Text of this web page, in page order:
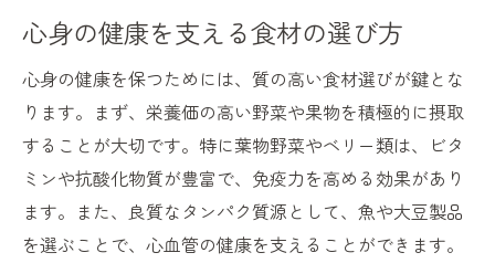
心身の健康を支える食材の選び方
心身の健康を保つためには、質の高い食材選びが鍵とな
ります。まず、栄養価の高い野菜や果物を積極的に摂取
することが大切です。特に葉物野菜やベリー類は、ビタ
ミンや抗酸化物質が豊富で、免疫力を高める効果があり
ます。また、良質なタンパク質源として、魚や大豆製品
を選ぶことで、心血管の健康を支えることができます。